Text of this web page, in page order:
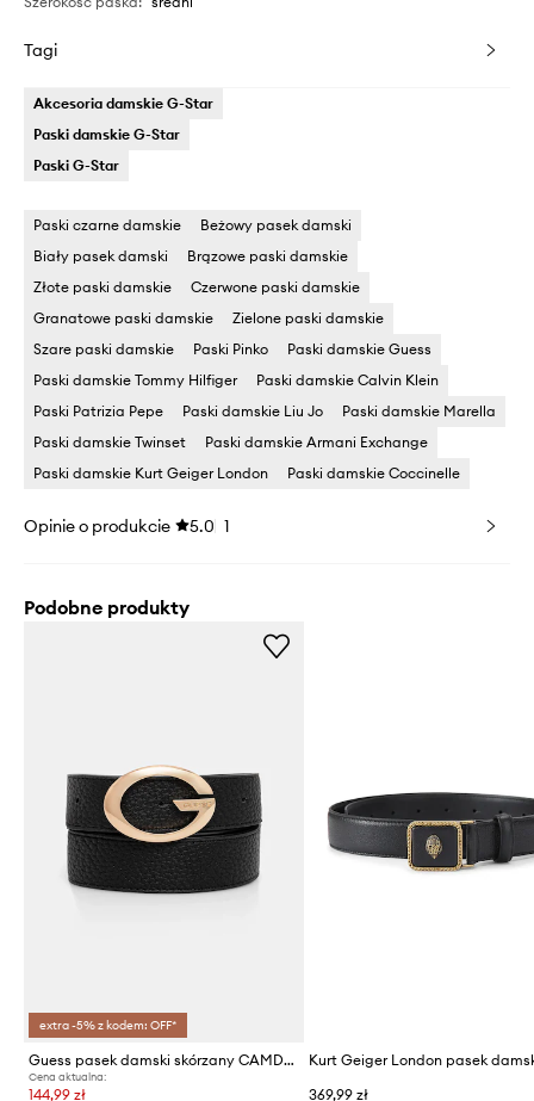
Tagi
Akcesoria damskie G-Star
Paski damskie G-Star
Paski G-Star
Paski czarne damskie
Beżowy pasek damski
Biały pasek damski
Brązowe paski damskie
Złote paski damskie
Czerwone paski damskie
Granatowe paski damskie
Zielone paski damskie
Szare paski damskie
Paski Pinko
Paski damskie Guess
Paski damskie Tommy Hilfiger
Paski damskie Calvin Klein
Paski Patrizia Pepe
Paski damskie Liu Jo
Paski damskie Marella
Paski damskie Twinset
Paski damskie Armani Exchange
Paski damskie Kurt Geiger London
Paski damskie Coccinelle
Opinie o produkcie 5.0 1
Podobne produkty
extra -5% z kodem: OFF*
Guess pasek damski skórzany CAMDEN
Cena aktualna:
144,99 zł 369,99 zł